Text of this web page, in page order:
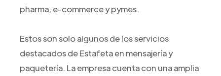
pharma, e-commerce y pymes.
Estos son solo algunos de los servicios
destacados de Estafeta en mensajería y
paquetería. La empresa cuenta con una amplia